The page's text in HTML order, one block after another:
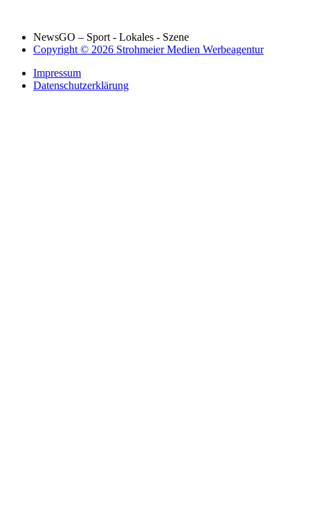
NewsGO – Sport - Lokales - Szene
Copyright © 2026 Strohmeier Medien Werbeagentur
Impressum
Datenschutzerklärung